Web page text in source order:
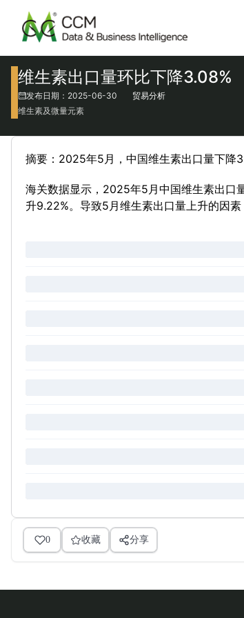
维生素出口量环比下降3.08%
发布日期：2025-06-30
贸易分析
维生素及微量元素
摘要：2025年5月，中国维生素出口量下降
海关数据显示，2025年5月中国维生素出口
升9.22%。导致5月维生素出口量上升的因
0 收藏 分享